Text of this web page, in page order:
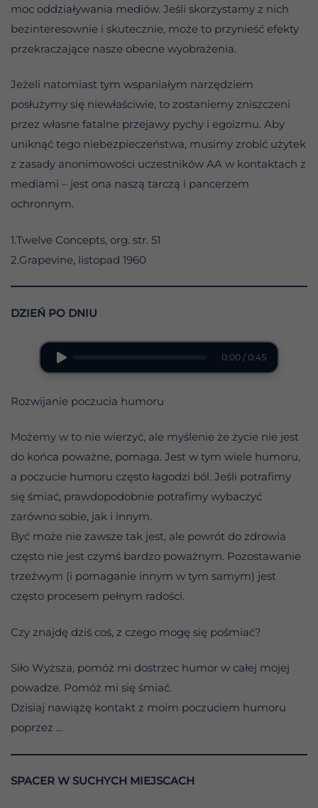
moc oddziaływania mediów. Jeśli skorzystamy z nich
bezinteresownie i skutecznie, może to przynieść efekty
przekraczające nasze obecne wyobrażenia.
Jeżeli natomiast tym wspaniałym narzędziem
posłużymy się niewłaściwie, to zostaniemy zniszczeni
przez własne fatalne przejawy pychy i egoizmu. Aby
uniknąć tego niebezpieczeństwa, musimy zrobić użytek
z zasady anonimowości uczestników AA w kontaktach z
mediami – jest ona naszą tarczą i pancerzem
ochronnym.
1.Twelve Concepts, org. str. 51
2.Grapevine, listopad 1960
DZIEŃ PO DNIU
0:00 / 0:45
Rozwijanie poczucia humoru
Możemy w to nie wierzyć, ale myślenie że życie nie jest
do końca poważne, pomaga. Jest w tym wiele humoru,
a poczucie humoru często łagodzi ból. Jeśli potrafimy
się śmiać, prawdopodobnie potrafimy wybaczyć
zarówno sobie, jak i innym.
Być może nie zawsze tak jest, ale powrót do zdrowia
często nie jest czymś bardzo poważnym. Pozostawanie
trzeźwym (i pomaganie innym w tym samym) jest
często procesem pełnym radości.
Czy znajdę dziś coś, z czego mogę się pośmiać?
Siło Wyższa, pomóż mi dostrzec humor w całej mojej
powadze. Pomóż mi się śmiać.
Dzisiaj nawiążę kontakt z moim poczuciem humoru
poprzez …
SPACER W SUCHYCH MIEJSCACH